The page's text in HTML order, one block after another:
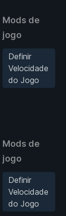
Mods de
jogo
Definir
Velocidade
do Jogo
Mods de
jogo
Definir
Velocidade
do Jogo